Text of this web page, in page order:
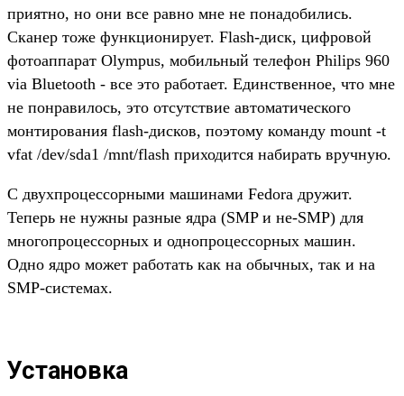
приятно, но они все равно мне не понадобились.
Сканер тоже функционирует. Flash-диск, цифровой
фотоаппарат Olympus, мобильный телефон Philips 960
via Bluetooth - все это работает. Единственное, что мне
не понравилось, это отсутствие автоматического
монтирования flash-дисков, поэтому команду mount -t
vfat /dev/sda1 /mnt/flash приходится набирать вручную.
С двухпроцессорными машинами Fedora дружит.
Теперь не нужны разные ядра (SMP и не-SMP) для
многопроцессорных и однопроцессорных машин.
Одно ядро может работать как на обычных, так и на
SMP-системах.
Установка